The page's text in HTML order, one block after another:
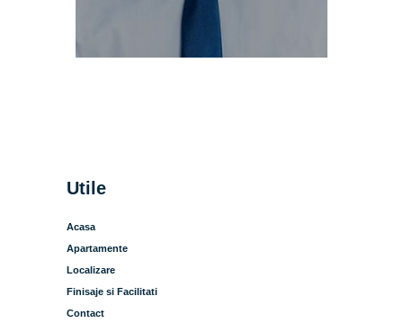
Utile
Acasa
Apartamente
Localizare
Finisaje si Facilitati
Contact